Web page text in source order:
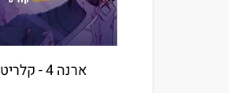
ארנה 4 - קלריטי